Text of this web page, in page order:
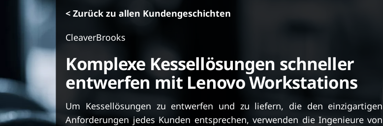
s
p
i
< Zurück zu allen Kundengeschichten
CleaverBrooks
Komplexe Kessellösungen schneller
entwerfen mit Lenovo Workstations
Um Kessellösungen zu entwerfen und zu liefern, die den einzigartigen
Anforderungen jedes Kunden entsprechen, verwenden die Ingenieure von